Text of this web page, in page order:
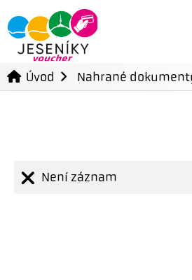
Úvod Nahrané
Není záznam